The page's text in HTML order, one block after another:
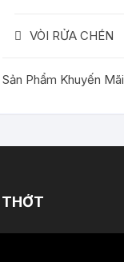
VÒI RỬA CHÉN
Sản Phẩm Khuyến Mãi
THỚT